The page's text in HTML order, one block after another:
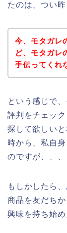
たのは、つい
今、モタガレ
ど、モタガレ
手伝ってくれ
という感じで
評判をチェッ
探して欲しい
時から、私自
のですが、、、
もしかしたら
商品を友だち
興味を持ち始め